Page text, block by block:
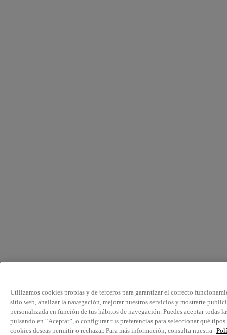
Utilizamos cookies propias y de terceros para garantizar el correcto
sitio web, analizar la navegación, mejorar nuestros servicios y mostrarte
personalizada en función de tus hábitos de navegación. Puedes aceptar todas
pulsando en “Aceptar”, o configurar tus preferencias para seleccionar qué tipos
cookies deseas permitir o rechazar. Para más información, consulta nuestra